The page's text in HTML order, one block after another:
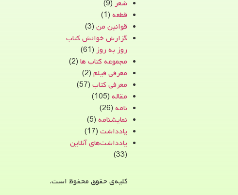
شعر(9)
قطعه(1)
قوانین من(3)
گزارش خوانش کتاب
روز به روز(61)
مجموعه کتاب ها(2)
معرفی فیلم(2)
معرفی کتاب(57)
مقاله(105)
نامه(26)
نمایشنامه(5)
یادداشت(17)
یادداشت‌های آنلاین
(33)
کلیه‌ی حقوق محفوظ است.